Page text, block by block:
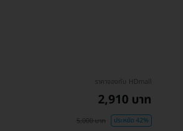
ราคาจองกับ HDmall
2,910 บาท
5,000 บาท ประหยัด 42%